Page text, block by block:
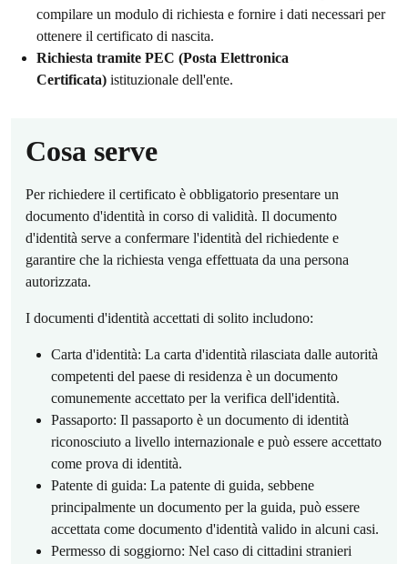
compilare un modulo di richiesta e fornire i dati necessari per
ottenere il certificato di nascita.
Richiesta tramite PEC (Posta Elettronica
Certificata) istituzionale dell'ente.
Cosa serve
Per richiedere il certificato è obbligatorio presentare un
documento d'identità in corso di validità. Il documento
d'identità serve a confermare l'identità del richiedente e
garantire che la richiesta venga effettuata da una persona
autorizzata.
I documenti d'identità accettati di solito includono:
Carta d'identità: La carta d'identità rilasciata dalle autorità
competenti del paese di residenza è un documento
comunemente accettato per la verifica dell'identità.
Passaporto: Il passaporto è un documento di identità
riconosciuto a livello internazionale e può essere accettato
come prova di identità.
Patente di guida: La patente di guida, sebbene
principalmente un documento per la guida, può essere
accettata come documento d'identità valido in alcuni casi.
Permesso di soggiorno: Nel caso di cittadini stranieri